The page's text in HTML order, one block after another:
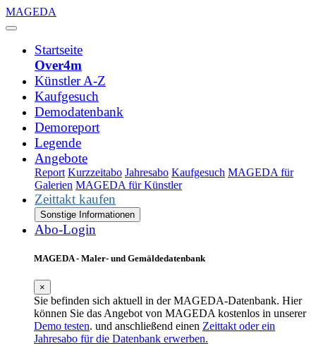
MAGEDA
Startseite
Over4m
Künstler A-Z
Kaufgesuch
Demodatenbank
Demoreport
Legende
Angebote
Report Kurzzeitabo Jahresabo Kaufgesuch MAGEDA für
Galerien MAGEDA für Künstler
Zeittakt kaufen
Sonstige Informationen
Abo-Login
MAGEDA - Maler- und Gemäldedatenbank
×
Sie befinden sich aktuell in der MAGEDA-Datenbank. Hier
können Sie das Angebot von MAGEDA kostenlos in unserer
Demo testen. und anschließend einen Zeittakt oder ein
Jahresabo für die Datenbank erwerben.